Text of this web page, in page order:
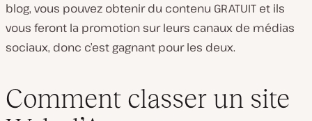
blog, vous pouvez obtenir du contenu GRATUIT et ils
vous feront la promotion sur leurs canaux de médias
sociaux, donc c’est gagnant pour les deux.
Comment classer un site